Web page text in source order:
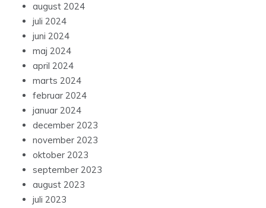
august 2024
juli 2024
juni 2024
maj 2024
april 2024
marts 2024
februar 2024
januar 2024
december 2023
november 2023
oktober 2023
september 2023
august 2023
juli 2023